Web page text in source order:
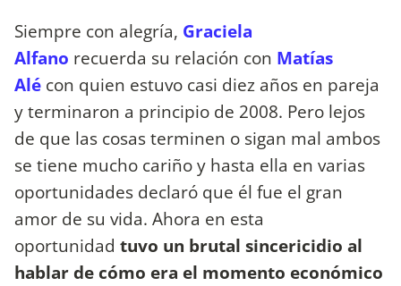
Siempre con alegría, Graciela
Alfano recuerda su relación con Matías
Alé con quien estuvo casi diez años en pareja
y terminaron a principio de 2008. Pero lejos
de que las cosas terminen o sigan mal ambos
se tiene mucho cariño y hasta ella en varias
oportunidades declaró que él fue el gran
amor de su vida. Ahora en esta
oportunidad tuvo un brutal sincericidio al
hablar de cómo era el momento económico